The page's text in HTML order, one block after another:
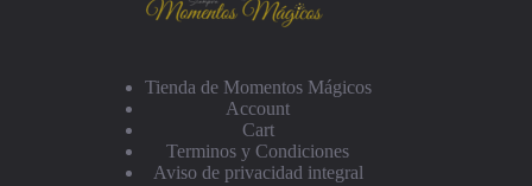
Tienda de Momentos Mágicos
Account
Cart
Terminos y Condiciones
Aviso de privacidad integral